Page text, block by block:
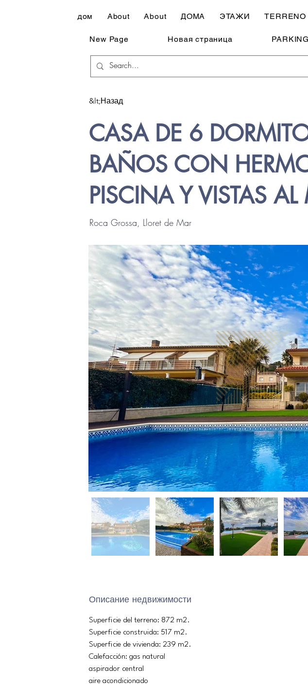
дом About About ДОМА ЭТАЖИ TERRENO
New Page Новая страница PARKING
&lt;Назад
CASA DE 6
BAÑOS CON
PISCINA Y VISTAS AL
Roca Grossa, Lloret de Mar
Описание недвижимости
Superficie del terreno: 872 m2.
Superficie construida: 517 m2.
Superficie de vivienda: 239 m2.
Calefacción: gas natural
aspirador central
aire acondicionado